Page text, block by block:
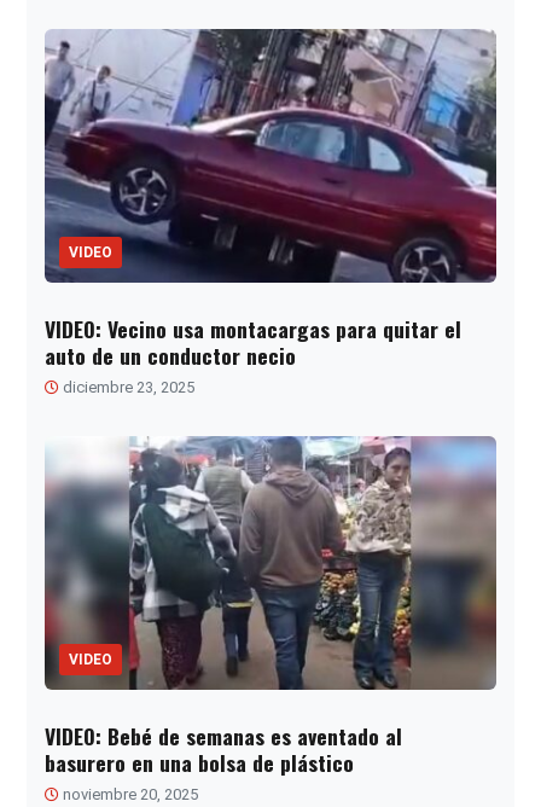
VIDEO
VIDEO: Vecino usa montacargas para quitar el
auto de un conductor necio
diciembre 23, 2025
VIDEO
VIDEO: Bebé de semanas es aventado al
basurero en una bolsa de plástico
noviembre 20, 2025